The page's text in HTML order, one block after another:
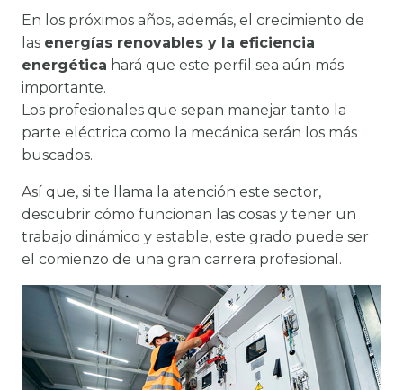
En los próximos años, además, el crecimiento de
las energías renovables y la eficiencia
energética hará que este perfil sea aún más
importante.
Los profesionales que sepan manejar tanto la
parte eléctrica como la mecánica serán los más
buscados.
Así que, si te llama la atención este sector,
descubrir cómo funcionan las cosas y tener un
trabajo dinámico y estable, este grado puede ser
el comienzo de una gran carrera profesional.